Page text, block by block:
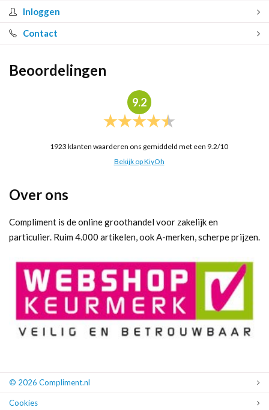
Inloggen
Contact
Beoordelingen
9.2
1923 klanten waarderen ons gemiddeld met een 9.2/10
Bekijk op KiyOh
Over ons
Compliment is de online groothandel voor zakelijk en
particulier. Ruim 4.000 artikelen, ook A-merken, scherpe prijzen.
© 2026 Compliment.nl
Cookies